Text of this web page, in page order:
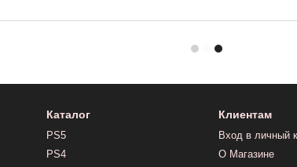
Каталог
PS5
PS4
Клиентам
Вход в личный
О Магазине